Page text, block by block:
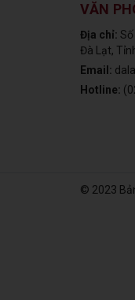
VĂN
Địa chỉ: Số
Đà Lạt,
Email:
Hotline:
© 2023